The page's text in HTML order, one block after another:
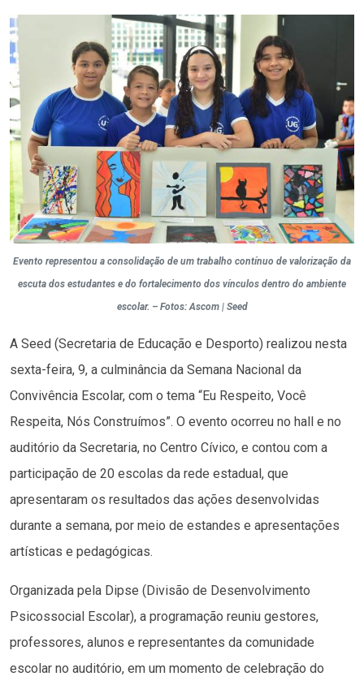
Evento representou a consolidação de um trabalho contínuo de valorização da
escuta dos estudantes e do fortalecimento dos vínculos dentro do ambiente
escolar. – Fotos: Ascom | Seed
A Seed (Secretaria de Educação e Desporto) realizou nesta
sexta-feira, 9, a culminância da Semana Nacional da
Convivência Escolar, com o tema “Eu Respeito, Você
Respeita, Nós Construímos”. O evento ocorreu no hall e no
auditório da Secretaria, no Centro Cívico, e contou com a
participação de 20 escolas da rede estadual, que
apresentaram os resultados das ações desenvolvidas
durante a semana, por meio de estandes e apresentações
artísticas e pedagógicas.
Organizada pela Dipse (Divisão de Desenvolvimento
Psicossocial Escolar), a programação reuniu gestores,
professores, alunos e representantes da comunidade
escolar no auditório, em um momento de celebração do